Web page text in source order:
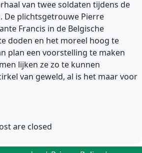
van twee soldaten tijdens de
De plichtsgetrouwe Pierre
Francis in de Belgische
doden en het moreel hoog te
plan een voorstelling te maken
lijken ze zo te kunnen
van geweld, al is het maar voor
are closed